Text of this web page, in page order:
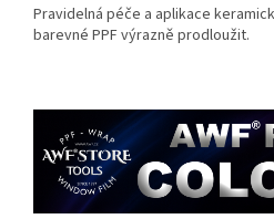
Pravidelná péče a aplikace
barevné PPF výrazně prodloužit.